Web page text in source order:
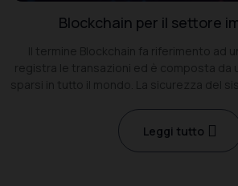
Blockchain per il settore
Il termine Blockchain fa riferimento ad
registra le transazioni ed è composta da
sparsi in tutto il mondo. La sicurezza del
Leggi tutto